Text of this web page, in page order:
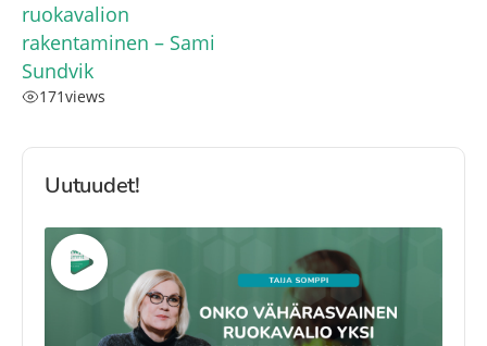
ruokavalion
rakentaminen – Sami
Sundvik
171views
Uutuudet!